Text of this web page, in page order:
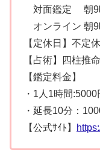
対面鑑定 朝9
オンライン 朝9
【定休日】不定休
【占術】四柱推
【鑑定料金】
・1人1時間:5000
・延長10分：
【公式ｻｲﾄ】